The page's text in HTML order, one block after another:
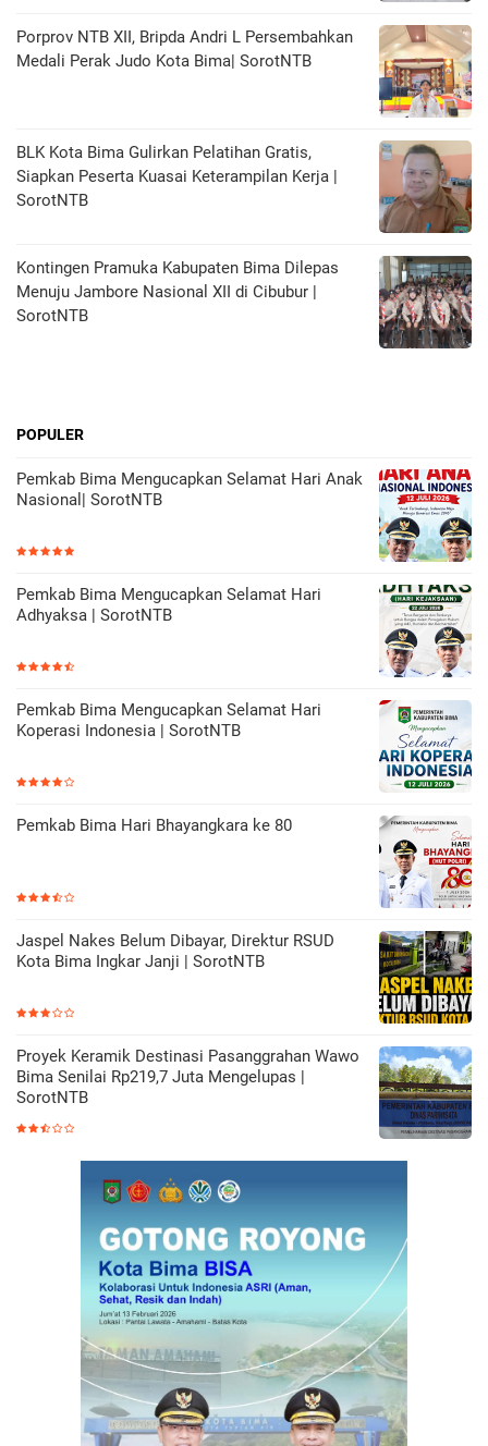
Porprov NTB XII, Bripda Andri L Persembahkan
Medali Perak Judo Kota Bima| SorotNTB
BLK Kota Bima Gulirkan Pelatihan Gratis,
Siapkan Peserta Kuasai Keterampilan Kerja |
SorotNTB
Kontingen Pramuka Kabupaten Bima Dilepas
Menuju Jambore Nasional XII di Cibubur |
SorotNTB
POPULER
Pemkab Bima Mengucapkan Selamat Hari Anak
Nasional| SorotNTB
Pemkab Bima Mengucapkan Selamat Hari
Adhyaksa | SorotNTB
Pemkab Bima Mengucapkan Selamat Hari
Koperasi Indonesia | SorotNTB
Pemkab Bima Hari Bhayangkara ke 80
Jaspel Nakes Belum Dibayar, Direktur RSUD
Kota Bima Ingkar Janji | SorotNTB
Proyek Keramik Destinasi Pasanggrahan Wawo
Bima Senilai Rp219,7 Juta Mengelupas |
SorotNTB